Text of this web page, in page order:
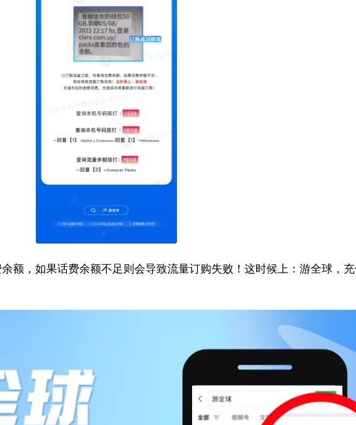
额，如果话费余额不足则会导致流量订购失败！这时候上：游全球，